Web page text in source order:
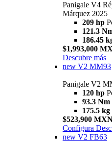
Panigale V4
Márquez 2025
209 hp
121.3
186.45
$1,993,000
Descubre más
new V2 MM93
Panigale V2
120 hp
93.3 Nm
175.5 kg
$523,900
Configura
new V2 FB63